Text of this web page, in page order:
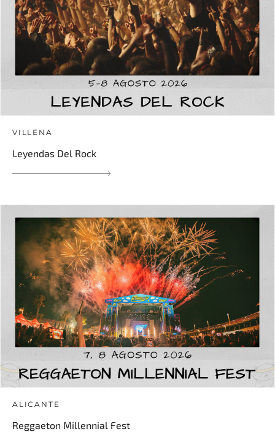
VILLENA
Leyendas Del Rock
ALICANTE
Reggaeton Millennial Fest